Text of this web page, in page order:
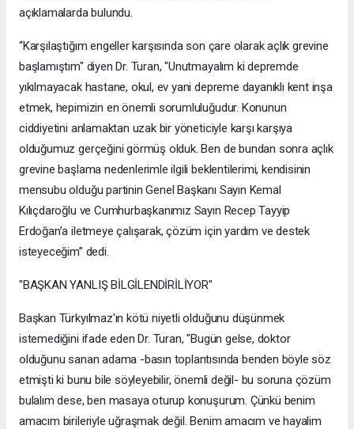
açıklamalarda bulundu.
“Karşılaştığım engeller karşısında son çare olarak açlık grevine
başlamıştım" diyen Dr. Turan, "Unutmayalım ki depremde
yıkılmayacak hastane, okul, ev yani depreme dayanıklı kent inşa
etmek, hepimizin en önemli sorumluluğudur. Konunun
ciddiyetini anlamaktan uzak bir yöneticiyle karşı karşıya
olduğumuz gerçeğini görmüş olduk. Ben de bundan sonra açlık
grevine başlama nedenlerimle ilgili beklentilerimi, kendisinin
mensubu olduğu partinin Genel Başkanı Sayın Kemal
Kılıçdaroğlu ve Cumhurbaşkanımız Sayın Recep Tayyip
Erdoğan’a iletmeye çalışarak, çözüm için yardım ve destek
isteyeceğim” dedi.
"BAŞKAN YANLIŞ BİLGİLENDİRİLİYOR"
Başkan Türkyılmaz'ın kötü niyetli olduğunu düşünmek
istemediğini ifade eden Dr. Turan, "Bugün gelse, doktor
olduğunu sanan adama -basın toplantısında benden böyle söz
etmişti ki bunu bile söyleyebilir, önemli değil- bu soruna çözüm
bulalım dese, ben masaya oturup konuşurum. Çünkü benim
amacım birileriyle uğraşmak değil. Benim amacım ve hayalim